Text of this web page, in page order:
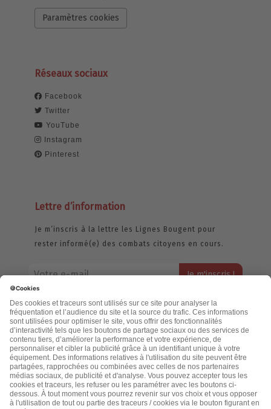
Paramètres cookies
Réseaux sociaux
Facebook
Twitter
YouTube
Instagram
Pinterest
Lettre d’information
Je m’inscris à la lettre les Lignes Bougent pour
rester informé(e) des combats citoyens en cours.
jamais échangée. Pour consulter notre politique de confidentialité,
cliquez ici.
Accueil
Politique de confidentialité
Cookies